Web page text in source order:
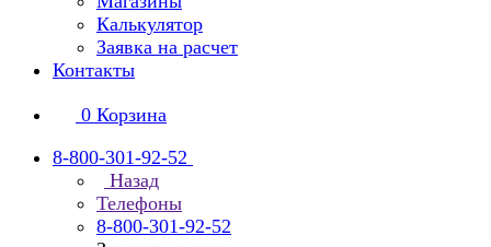
Калькулятор
Заявка на расчет
Контакты
0 Корзина
8-800-301-92-52
Назад
Телефоны
8-800-301-92-52